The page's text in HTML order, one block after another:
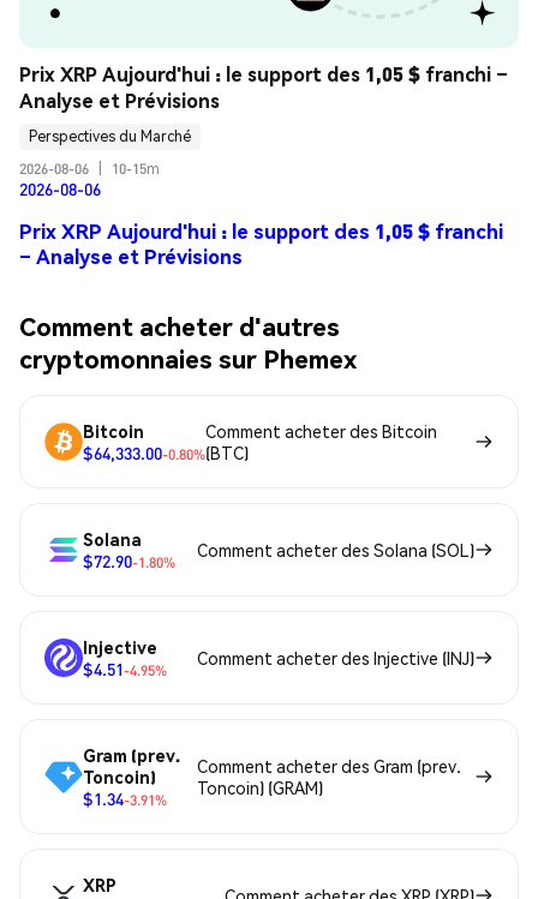
Prix XRP Aujourd'hui : le support des 1,05 $ franchi –
Analyse et Prévisions
Perspectives du Marché
2026-08-06
10-15m
2026-08-06
Prix XRP Aujourd'hui : le support des 1,05 $ franchi
– Analyse et Prévisions
Comment acheter d'autres
cryptomonnaies sur Phemex
Bitcoin
$64,333.00-0.80%
Comment acheter des Bitcoin
(BTC)
Solana
$72.90-1.80%
Comment acheter des Solana (SOL)
Injective
$4.51-4.95%
Comment acheter des Injective (INJ)
Gram (prev.
Toncoin)
$1.34-3.91%
Comment acheter des Gram (prev.
Toncoin) (GRAM)
XRP